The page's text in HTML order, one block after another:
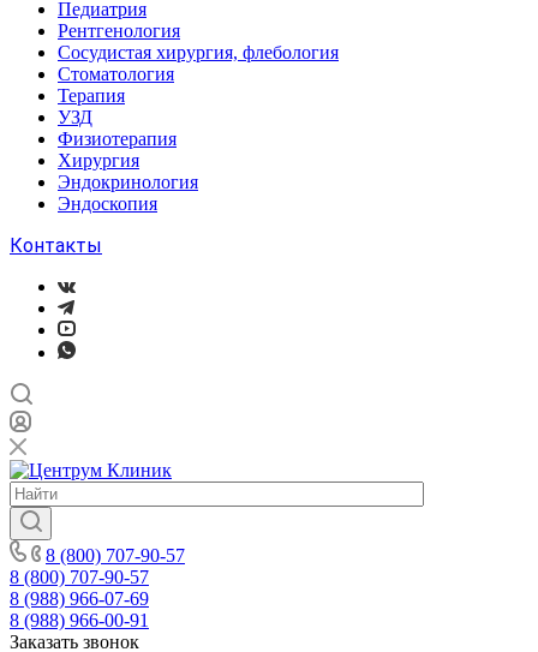
Педиатрия
Рентгенология
Сосудистая хирургия, флебология
Стоматология
Терапия
УЗД
Физиотерапия
Хирургия
Эндокринология
Эндоскопия
Контакты
8 (800) 707-90-57
8 (800) 707-90-57
8 (988) 966-07-69
8 (988) 966-00-91
Заказать звонок